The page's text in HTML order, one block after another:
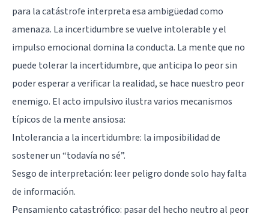
para la catástrofe interpreta esa ambigüedad como
amenaza. La incertidumbre se vuelve intolerable y el
impulso emocional domina la conducta. La mente que no
puede tolerar la incertidumbre, que anticipa lo peor sin
poder esperar a verificar la realidad, se hace nuestro peor
enemigo. El acto impulsivo ilustra varios mecanismos
típicos de la mente ansiosa:
Intolerancia a la incertidumbre: la imposibilidad de
sostener un “todavía no sé”.
Sesgo de interpretación: leer peligro donde solo hay falta
de información.
Pensamiento catastrófico: pasar del hecho neutro al peor